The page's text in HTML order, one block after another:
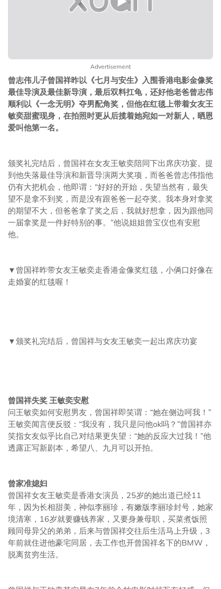
Advertisement
曾志伟儿子曾国祥昨以《七月与安生》入围香港电影金像奖
最佳导演及最佳新导演，最后双料扛龟，还好他老爸曾志伟
顺利以《一念无明》夺男配角奖，但他在红毯上带着女友王
敏奕甜蜜现身，在拍照时更从后揽着她宛如一对新人，晒恩
爱叫他第一名。
颁奖礼完结后，曾国祥在女友王敏奕陪同下出席庆功宴。提
到他失落最佳导演和新晋导演两大奖项，而爸爸曾志伟指他
仍有大把机会，他即谓：“好好的开始，失望当然有，最失
望不是拿不到奖，而是没有跟爸爸一起夺奖。我本身对拿奖
的期望不大，但爸爸拿了奖之后，我就好想拿，因为跟他同
一届拿奖是一件好特别的事。”他说姐姐曾宝仪也有安慰
他。
▼曾国祥昨带女友王敏奕走香港金像奖红毯，小俩口好像在
走婚宴的红毯喔！
▼颁奖礼完结后，曾国祥与女友王敏奕一起出席庆功宴
曾国祥失奖 王敏奕安慰
问王敏奕如何安慰男友，曾国祥即笑谓：“她在侧边呵我！”
王敏奕闻言便反驳：“我没有，我只是问他ok吗？”曾国祥亦
笑指女友似乎比自己对结果更失望：“她的反应大过我！”他
透露正写新剧本，希望八、九月可以开拍。
曾家准媳妇
曾国祥女友王敏奕是香港女演员，25岁的她出道已经11
年，因为长相甜美，神似李丽珍，有嫩版李丽珍封号，她家
境清寒，16岁就要赚钱养家，又要身兼母职，买菜煮饭照
顾同母异父的弟弟，后来与曾国祥交往后生活马上升级，3
年前就住进他豪宅同居，去工作也开曾国祥名下的BMW，
脱离贫穷生活。